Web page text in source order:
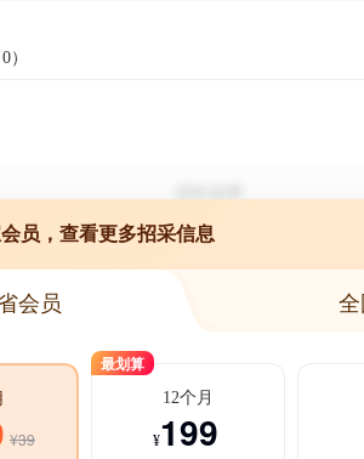
0）
员，查看更多招采信息
会员
¥39
最划算
12个月
¥199